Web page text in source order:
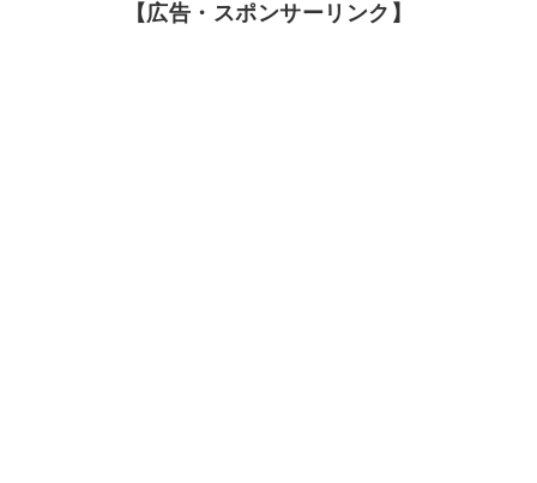
【広告・スポンサーリンク】